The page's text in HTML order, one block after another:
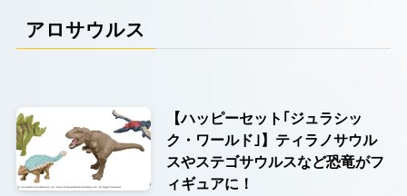
アロサウルス
【ハッピーセット｢ジュラシッ
ク・ワールド｣】ティラノサウル
スやステゴサウルスなど恐竜がフ
ィギュアに！